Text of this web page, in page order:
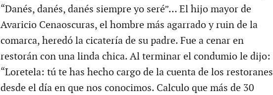
“Danés, danés, danés siempre yo seré”… El hijo mayor de
Avaricio Cenaoscuras, el hombre más agarrado y ruin de la
comarca, heredó la cicatería de su padre. Fue a cenar en
restorán con una linda chica. Al terminar el condumio le dijo:
“Loretela: tú te has hecho cargo de la cuenta de los restoranes
desde el día en que nos conocimos. Calculo que más de 30